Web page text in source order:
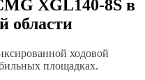
XGL140-8S в
области
ходовой
площадках.